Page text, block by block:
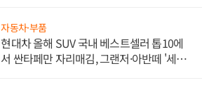
자동차·부품
현대차 올해 SUV 국내 베스트셀러 톱10에
서 싼타페만 자리매김, 그랜저·아반떼 '세단